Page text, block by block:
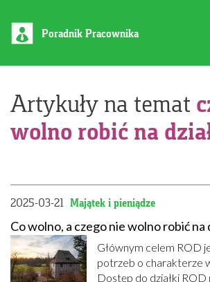
Poradnik Pracownika
Artykuły na temat
wolno robić na
2025-03-21 Majątek i pieniądze
Co wolno, a czego nie wolno robić na
Głównym celem ROD
potrzeb o charakterze
Dostęp do działki ROD